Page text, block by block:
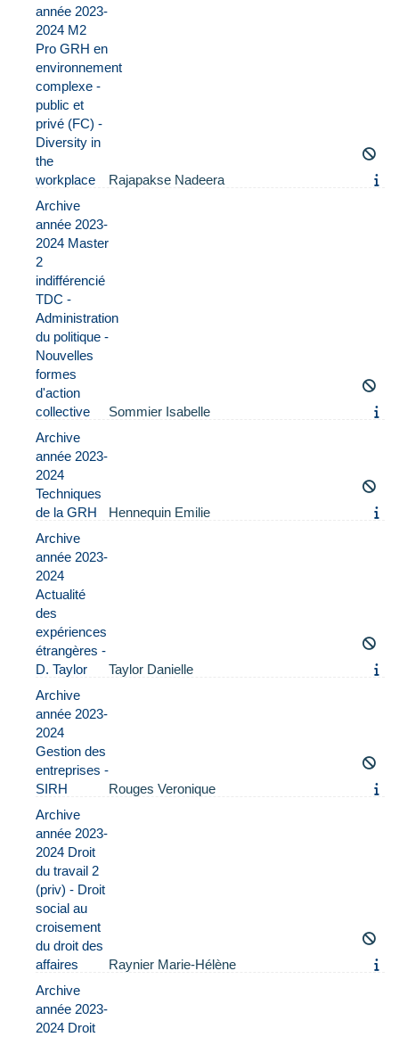
année 2023-
2024 M2
Pro GRH en
environnement
complexe -
public et
privé (FC) -
Diversity in
the
workplace
Rajapakse Nadeera
Archive
année 2023-
2024 Master
2
indifférencié
TDC -
Administration
du politique -
Nouvelles
formes
d'action
collective
Sommier Isabelle
Archive
année 2023-
2024
Techniques
de la GRH
Hennequin Emilie
Archive
année 2023-
2024
Actualité
des
expériences
étrangères -
D. Taylor
Taylor Danielle
Archive
année 2023-
2024
Gestion des
entreprises -
SIRH
Rouges Veronique
Archive
année 2023-
2024 Droit
du travail 2
(priv) - Droit
social au
croisement
du droit des
affaires
Raynier Marie-Hélène
Archive
année 2023-
2024 Droit